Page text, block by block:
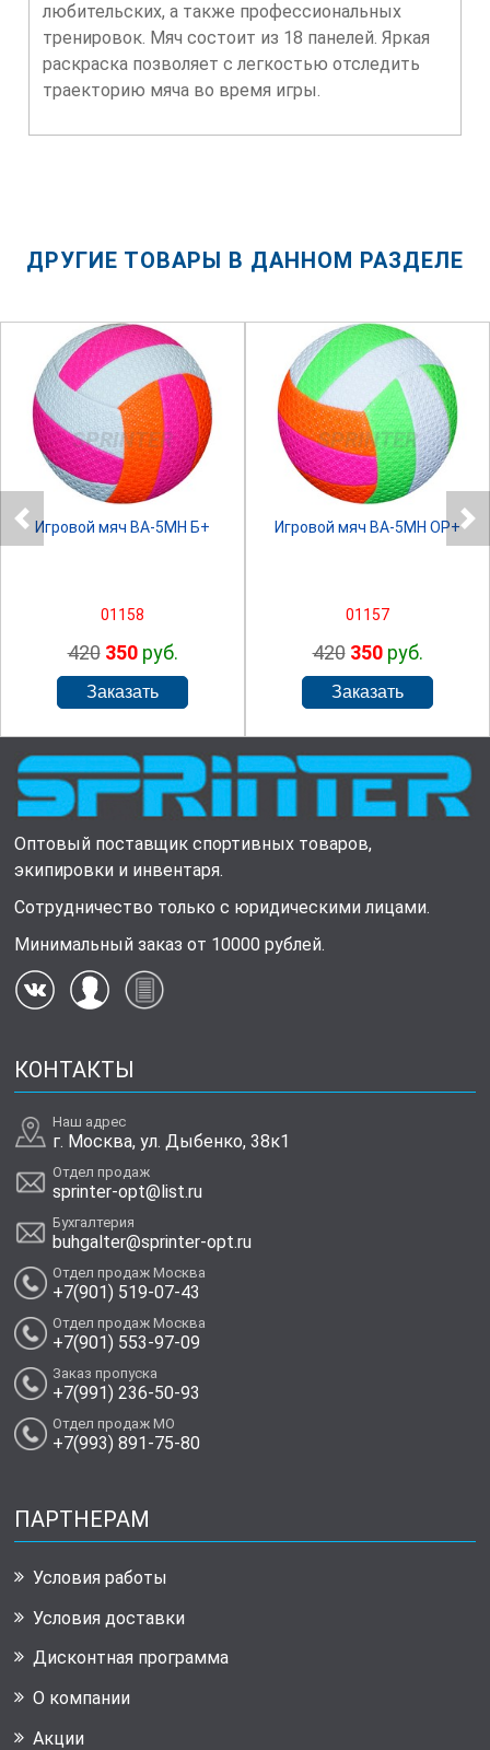
любительских, а также профессиональных
тренировок. Мяч состоит из 18 панелей. Яркая
раскраска позволяет с легкостью отследить
траекторию мяча во время игры.
ДРУГИЕ ТОВАРЫ В ДАННОМ РАЗДЕЛЕ
SPRINTER
Игровой мяч ВА-5МН Б+
01158
420 350руб.
SPRINTER
Игровой мяч ВА-5МН ОР+
01157
420 350руб.
Оптовый поставщик спортивных товаров,
экипировки и инвентаря.
Сотрудничество только с юридическими лицами.
Минимальный заказ от 10000 рублей.
КОНТАКТЫ
Наш адрес
г. Москва, ул. Дыбенко, 38к1
Отдел продаж
sprinter-opt@list.ru
Бухгалтерия
buhgalter@sprinter-opt.ru
Отдел продаж Москва
+7(901) 519-07-43
Отдел продаж Москва
+7(901) 553-97-09
Заказ пропуска
+7(991) 236-50-93
Отдел продаж МО
+7(993) 891-75-80
ПАРТНЕРАМ
Условия работы
Условия доставки
Дисконтная программа
О компании
Акции